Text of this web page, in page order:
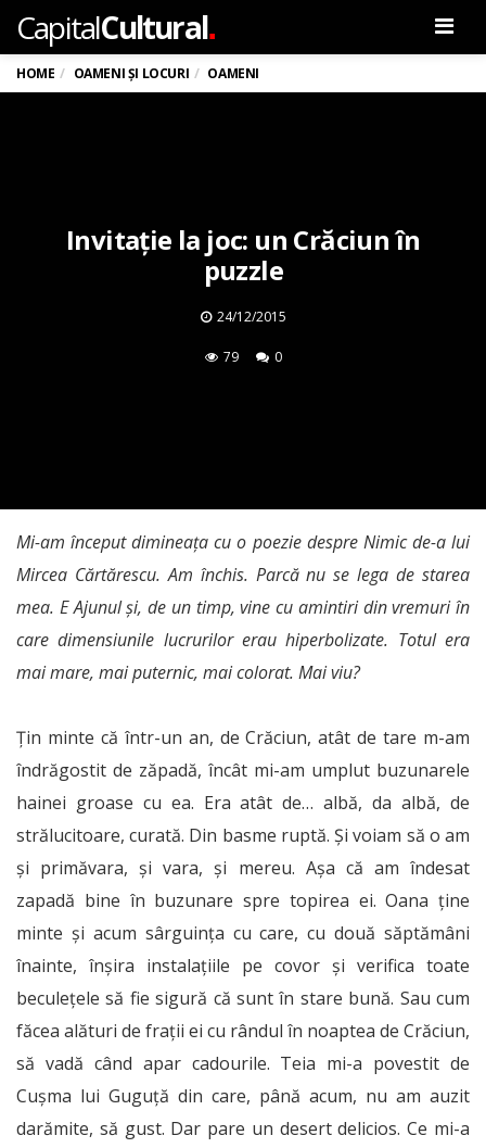
CapitalCultural.
HOME OAMENI ȘI LOCURI OAMENI
Invitație la joc: un Crăciun în
puzzle
24/12/2015
79 0
Mi-am început dimineața cu o poezie despre Nimic de-a lui
Mircea Cărtărescu. Am închis. Parcă nu se lega de starea
mea. E Ajunul și, de un timp, vine cu amintiri din vremuri în
care dimensiunile lucrurilor erau hiperbolizate. Totul era
mai mare, mai puternic, mai colorat. Mai viu?
Țin minte că într-un an, de Crăciun, atât de tare m-am
îndrăgostit de zăpadă, încât mi-am umplut buzunarele
hainei groase cu ea. Era atât de… albă, da albă, de
strălucitoare, curată. Din basme ruptă. Și voiam să o am
și primăvara, și vara, și mereu. Așa că am îndesat
zapadă bine în buzunare spre topirea ei. Oana ține
minte și acum sârguința cu care, cu două săptămâni
înainte, înșira instalațiile pe covor și verifica toate
beculețele să fie sigură că sunt în stare bună. Sau cum
făcea alături de frații ei cu rândul în noaptea de Crăciun,
să vadă când apar cadourile. Teia mi-a povestit de
Cușma lui Guguță din care, până acum, nu am auzit
darămite, să gust. Dar pare un desert delicios. Ce mi-a